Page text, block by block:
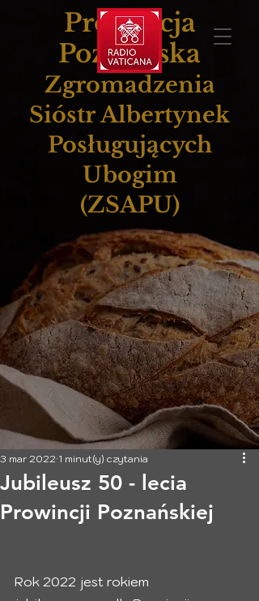
Prowincja
Poznańska
Zgromadzenia
Sióstr Albertynek
Posługujących
Ubogim
(ZSAPU)
Jubileusz 50 - lecia
Prowincji Poznańskiej
3 mar 2022 1 minut(y) czytania
Rok 2022 jest rokiem